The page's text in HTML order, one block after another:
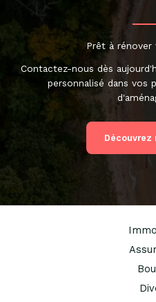
Prêt à rénover
Contactez-nous dès
personnalisé dans vos
Découvrez